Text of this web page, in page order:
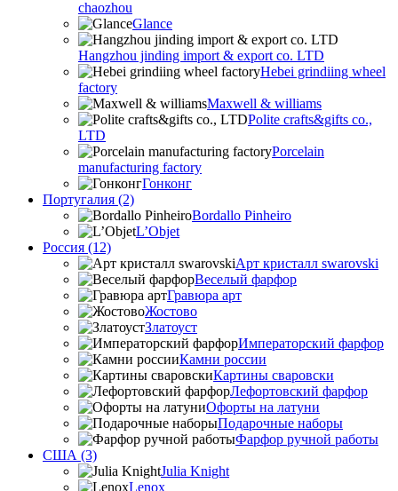
chaozhou
Glance
Hangzhou jinding import & export co. LTD
Hebei grindiing wheel
factory
Maxwell & williams
Polite crafts&gifts co.,
LTD
Porcelain
manufacturing factory
Гонконг
Португалия (2)
Bordallo Pinheiro
L’Objet
Россия (12)
Арт кристалл swarovski
Веселый фарфор
Гравюра арт
Жостово
Златоуст
Императорский фарфор
Камни россии
Картины сваровски
Лефортовский фарфор
Офорты на латуни
Подарочные наборы
Фарфор ручной работы
США (3)
Julia Knight
Lenox